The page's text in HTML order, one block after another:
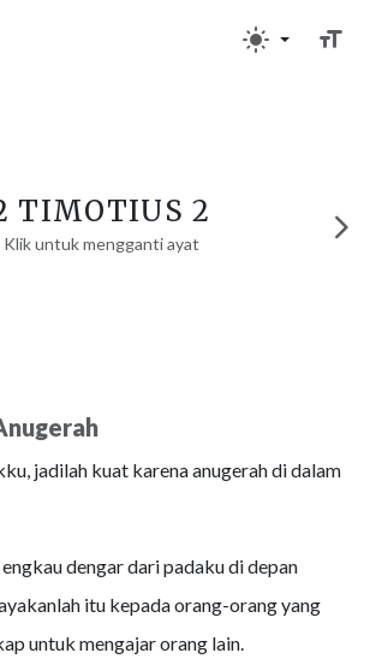
TIMOTIUS 2
Klik untuk mengganti ayat
jadilah kuat karena anugerah di dalam
dengar dari padaku di depan
itu kepada orang-orang yang
untuk mengajar orang lain.